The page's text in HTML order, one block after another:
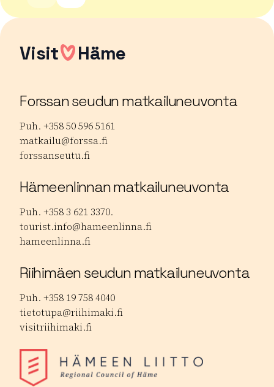
Visit Häme
Forssan seudun matkailuneuvonta
Puh. +358 50 596 5161
matkailu@forssa.fi
forssanseutu.fi
Hämeenlinnan matkailuneuvonta
Puh. +358 3 621 3370.
tourist.info@hameenlinna.fi
hameenlinna.fi
Riihimäen seudun matkailuneuvonta
Puh. +358 19 758 4040
tietotupa@riihimaki.fi
visitriihimaki.fi